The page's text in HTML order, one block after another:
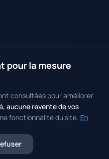
Mentions Légales
pour la mesure
consultées pour améliorer
aucune revente de vos
fonctionnalité du site. En